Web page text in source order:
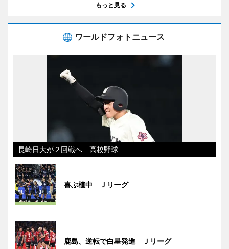
もっと見る
ワールドフォトニュース
長崎日大が２回戦へ 高校野球
喜ぶ植中 Ｊリーグ
鹿島、逆転で白星発進 Ｊリーグ